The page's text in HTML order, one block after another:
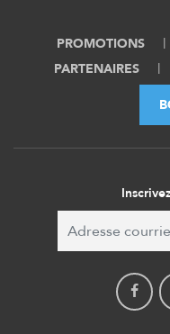
PROMOTIONS
PARTENAIRES